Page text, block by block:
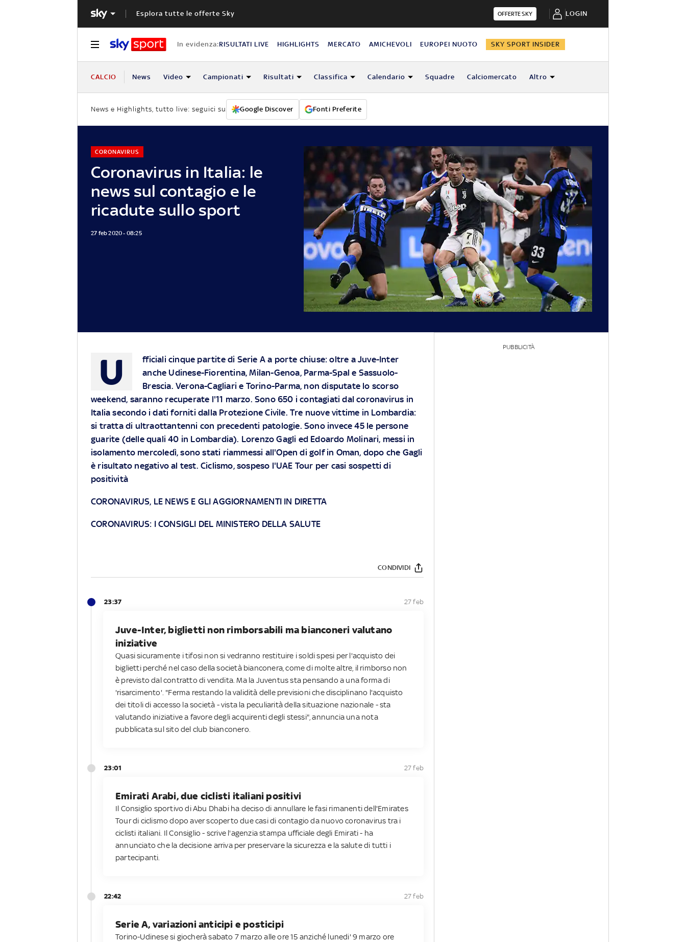
Esplora tutte le offerte Sky OFFERTE SKY LOGIN
In evidenza:RISULTATI LIVE HIGHLIGHTS MERCATO AMICHEVOLI EUROPEI NUOTO SKY SPORT INSIDER
CALCIO News Video Campionati Risultati Classifica Calendario Squadre Calciomercato Altro
News e Highlights, tutto live: seguici su Google Discover Fonti Preferite
Coronavirus in Italia: le
news sul contagio e le
ricadute sullo sport
CORONAVIRUS
27 feb 2020 - 08:25
U
fficiali cinque partite di Serie A a porte chiuse: oltre a Juve-Inter
anche Udinese-Fiorentina, Milan-Genoa, Parma-Spal e Sassuolo-
Brescia. Verona-Cagliari e Torino-Parma, non disputate lo scorso
weekend, saranno recuperate l'11 marzo. Sono 650 i contagiati dal coronavirus in
Italia secondo i dati forniti dalla Protezione Civile. Tre nuove vittime in Lombardia:
si tratta di ultraottantenni con precedenti patologie. Sono invece 45 le persone
guarite (delle quali 40 in Lombardia). Lorenzo Gagli ed Edoardo Molinari, messi in
isolamento mercoledì, sono stati riammessi all'Open di golf in Oman, dopo che Gagli
è risultato negativo al test. Ciclismo, sospeso l'UAE Tour per casi sospetti di
positività
CORONAVIRUS, LE NEWS E GLI AGGIORNAMENTI IN DIRETTA
CORONAVIRUS: I CONSIGLI DEL MINISTERO DELLA SALUTE
CONDIVIDI
23:37 27 feb
Juve-Inter, biglietti non rimborsabili ma bianconeri valutano
iniziative
Quasi sicuramente i tifosi non si vedranno restituire i soldi spesi per l'acquisto dei
biglietti perché nel caso della società bianconera, come di molte altre, il rimborso non
è previsto dal contratto di vendita. Ma la Juventus sta pensando a una forma di
'risarcimento'. "Ferma restando la validità delle previsioni che disciplinano l'acquisto
dei titoli di accesso la società - vista la peculiarità della situazione nazionale - sta
valutando iniziative a favore degli acquirenti degli stessi", annuncia una nota
pubblicata sul sito del club bianconero.
23:01 27 feb
Emirati Arabi, due ciclisti italiani positivi
Il Consiglio sportivo di Abu Dhabi ha deciso di annullare le fasi rimanenti dell'Emirates
Tour di ciclismo dopo aver scoperto due casi di contagio da nuovo coronavirus tra i
ciclisti italiani. Il Consiglio - scrive l'agenzia stampa ufficiale degli Emirati - ha
annunciato che la decisione arriva per preservare la sicurezza e la salute di tutti i
partecipanti.
22:42 27 feb
Serie A, variazioni anticipi e posticipi
Torino-Udinese si giocherà sabato 7 marzo alle ore 15 anziché lunedi' 9 marzo ore
PUBBLICITÀ